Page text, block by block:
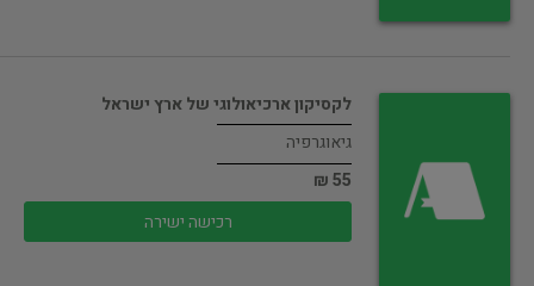
לקסיקון ארכיאולוגי של ארץ ישראל
גיאוגרפיה
55 ₪
רכישה ישירה